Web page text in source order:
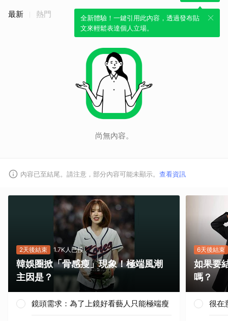
全新體驗！一鍵引用此內容，透過發布貼
文來輕鬆表達個人立場。
最新 熱門
尚無內容。
內容已至結尾。請注意，部分內容可能未顯示。 查看資訊
2天後結束 1.7K人已投
韓娛圈掀「骨感瘦」現象！極端風潮
主因是？
鏡頭需求：為了上鏡好看藝人只能極端瘦
6天後結束
如果要
嗎？
很在